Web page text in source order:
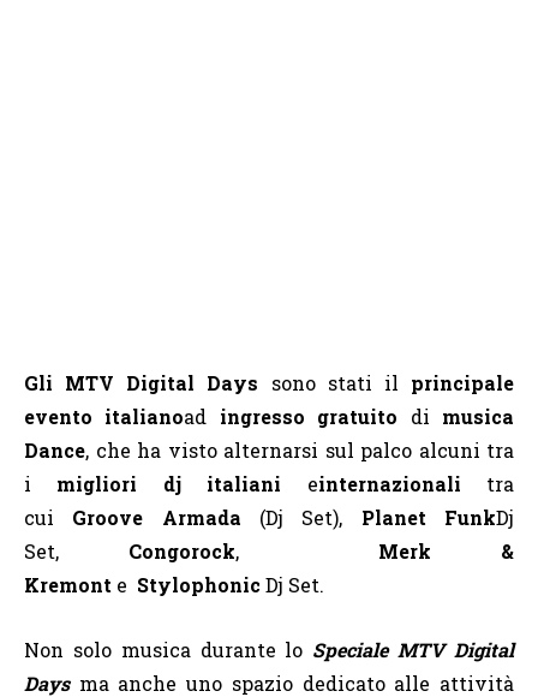
Gli MTV Digital Days sono stati il principale
evento italianoad ingresso gratuito di musica
Dance, che ha visto alternarsi sul palco alcuni tra
i migliori dj italiani einternazionali tra
cui
Groove Armada (Dj Set), Planet FunkDj
Set, Congorock,
Merk &
Kremont e Stylophonic Dj Set.
Non solo musica durante lo Speciale MTV Digital
Daysma anche uno spazio dedicato alle attività